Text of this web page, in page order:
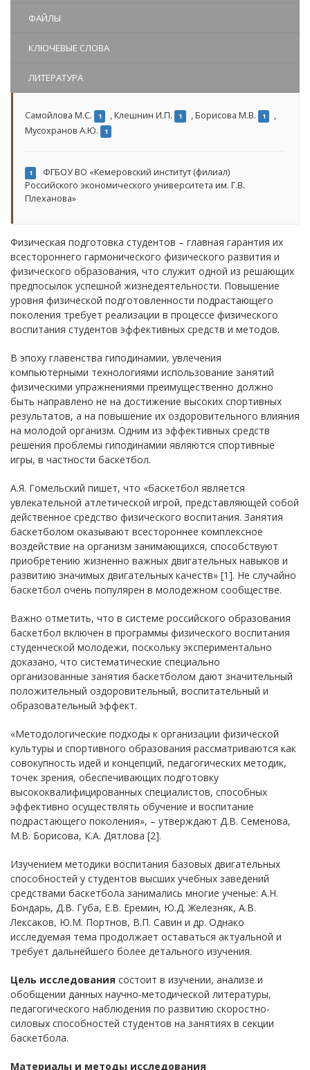
ФАЙЛЫ
КЛЮЧЕВЫЕ СЛОВА
ЛИТЕРАТУРА
Самойлова М.С. 1 ,Клешнин И.П. 1 ,Борисова М.В. 1
,
Мусохранов А.Ю.
1
1
ФГБОУ ВО «Кемеровский институт (филиал)
Российского экономического университета им. Г.В.
Плеханова»
Физическая подготовка студентов – главная гарантия их
всестороннего гармонического физического развития и
физического образования, что служит одной из решающих
предпосылок успешной жизнедеятельности. Повышение
уровня физической подготовленности подрастающего
поколения требует реализации в процессе физического
воспитания студентов эффективных средств и методов.
В эпоху главенства гиподинамии, увлечения
компьютерными технологиями использование занятий
физическими упражнениями преимущественно должно
быть направлено не на достижение высоких спортивных
результатов, а на повышение их оздоровительного влияния
на молодой организм. Одним из эффективных средств
решения проблемы гиподинамии являются спортивные
игры, в частности баскетбол.
А.Я. Гомельский пишет, что «баскетбол является
увлекательной атлетической игрой, представляющей собой
действенное средство физического воспитания. Занятия
баскетболом оказывают всестороннее комплексное
воздействие на организм занимающихся, способствуют
приобретению жизненно важных двигательных навыков и
развитию значимых двигательных качеств» [1]. Не случайно
баскетбол очень популярен в молодежном сообществе.
Важно отметить, что в системе российского образования
баскетбол включен в программы физического воспитания
студенческой молодежи, поскольку экспериментально
доказано, что систематические специально
организованные занятия баскетболом дают значительный
положительный оздоровительный, воспитательный и
образовательный эффект.
«Методологические подходы к организации физической
культуры и спортивного образования рассматриваются как
совокупность идей и концепций, педагогических методик,
точек зрения, обеспечивающих подготовку
высококвалифицированных специалистов, способных
эффективно осуществлять обучение и воспитание
подрастающего поколения», – утверждают Д.В. Семенова,
М.В. Борисова, К.А. Дятлова [2].
Изучением методики воспитания базовых двигательных
способностей у студентов высших учебных заведений
средствами баскетбола занимались многие ученые: А.Н.
Бондарь, Д.В. Губа, Е.В. Еремин, Ю.Д. Железняк, А.В.
Лексаков, Ю.М. Портнов, В.П. Савин и др. Однако
исследуемая тема продолжает оставаться актуальной и
требует дальнейшего более детального изучения.
Цель исследования состоит в изучении, анализе и
обобщении данных научно-методической литературы,
педагогического наблюдения по развитию скоростно-
силовых способностей студентов на занятиях в секции
баскетбола.
Материалы и методы исследования